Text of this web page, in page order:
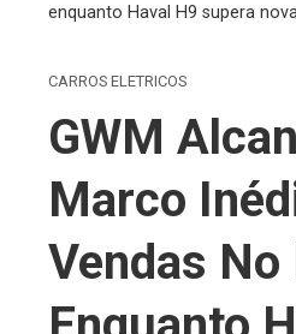
enquanto Haval H9 supera
CARROS ELETRICOS
GWM
Marco
Vendas No